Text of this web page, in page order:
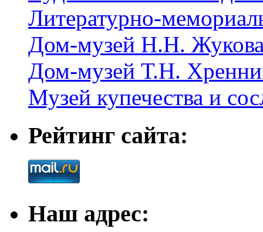
Литературно-
Дом-музей Н.Н.
Дом-музей Т.Н.
Музей купечества и
Рейтинг сайта:
Наш адрес: